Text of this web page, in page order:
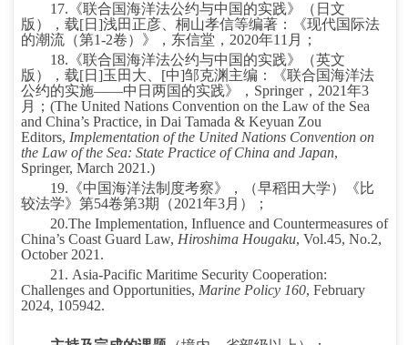
17. 《联合国海洋法公约与中国的实践》（日文
版），载[日]浅田正彦、桐山孝信等编著：《现代国际法
的潮流（第1-2卷）》，东信堂， 2020年11 月；
18. 《联合国海洋法公约与中国的实践》（英文
版），载[日]玉田大、 [中]邹克渊主编：《联合国海洋法
公约的实施——中日两国的实践》， Springer， 2021年3
月；(The United Nations Convention on the Law of the Sea
and China’s Practice, in Dai Tamada & Keyuan Zou
Editors, Implementation of the United Nations Convention on
the Law of the Sea: State Practice of China and Japan,
Springer, March 2021.)
19. 《中国海洋法制度考察》，（早稻田大学）《比
较法学》第54卷第3期（2021年3月）；
20.The Implementation, Influence and Countermeasures of
China’s Coast Guard Law, Hiroshima Hougaku, Vol.45, No.2,
October 2021.
21. Asia-Pacific Maritime Security Cooperation:
Challenges and Opportunities, Marine Policy 160, February
2024, 105942.